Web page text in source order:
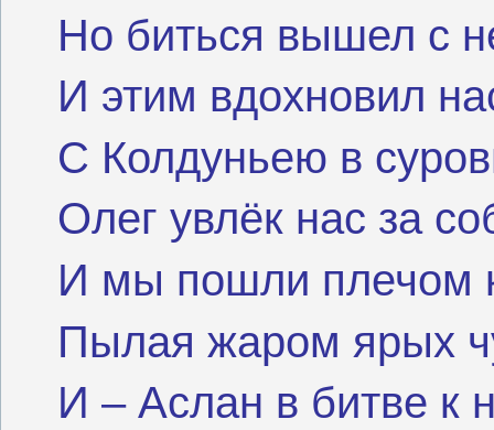
Но биться вышел с
И этим вдохновил
С Колдуньею в
Олег увлёк нас за
И мы пошли плечом
Пылая жаром ярых
И – Аслан в битве к